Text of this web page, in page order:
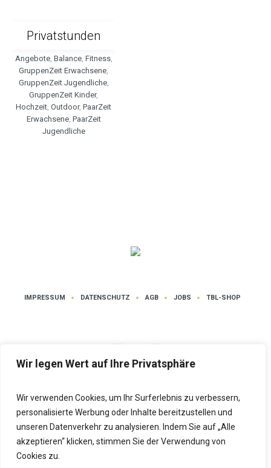
Wir legen Wert auf Ihre Privatsphäre
Wir verwenden Cookies, um Ihr Surferlebnis zu verbessern,
personalisierte Werbung oder Inhalte bereitzustellen und
unseren Datenverkehr zu analysieren. Indem Sie auf „Alle
akzeptieren“ klicken, stimmen Sie der Verwendung von
Cookies zu.
Privatstunden
Angebote, Balance, Fitness,
GruppenZeit Erwachsene,
GruppenZeit Jugendliche,
GruppenZeit Kinder,
Hochzeit,Outdoor,PaarZeit
Erwachsene, PaarZeit
Jugendliche
IMPRESSUM DATENSCHUTZ AGB JOBS TBL-SHOP
Datenschutz| Tanz- und Bewegungsschule LUTZ © 2025 | Alle Rechte
vorbehalten